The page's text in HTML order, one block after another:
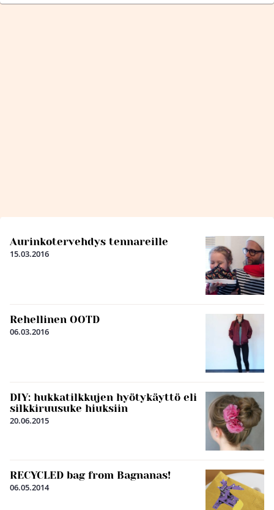
Aurinkotervehdys tennareille
15.03.2016
Rehellinen OOTD
06.03.2016
DIY: hukkatilkkujen hyötykäyttö eli
silkkiruusuke hiuksiin
20.06.2015
RECYCLED bag from Bagnanas!
06.05.2014